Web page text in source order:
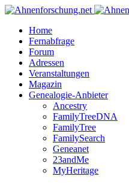
Home
Fernabfrage
Forum
Adressen
Veranstaltungen
Magazin
Genealogie-Anbieter
Ancestry
FamilyTreeDNA
FamilyTree
FamilySearch
Geneanet
23andMe
MyHeritage